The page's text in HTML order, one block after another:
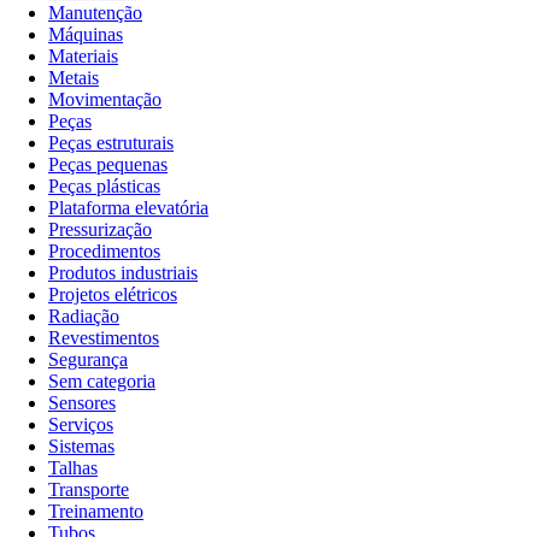
Manutenção
Máquinas
Materiais
Metais
Movimentação
Peças
Peças estruturais
Peças pequenas
Peças plásticas
Plataforma elevatória
Pressurização
Procedimentos
Produtos industriais
Projetos elétricos
Radiação
Revestimentos
Segurança
Sem categoria
Sensores
Serviços
Sistemas
Talhas
Transporte
Treinamento
Tubos